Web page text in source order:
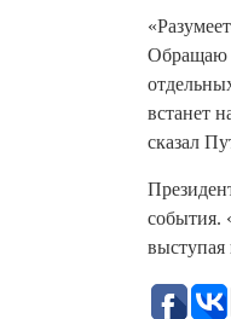
Обращаю
встанет
сказал
события.
выступая